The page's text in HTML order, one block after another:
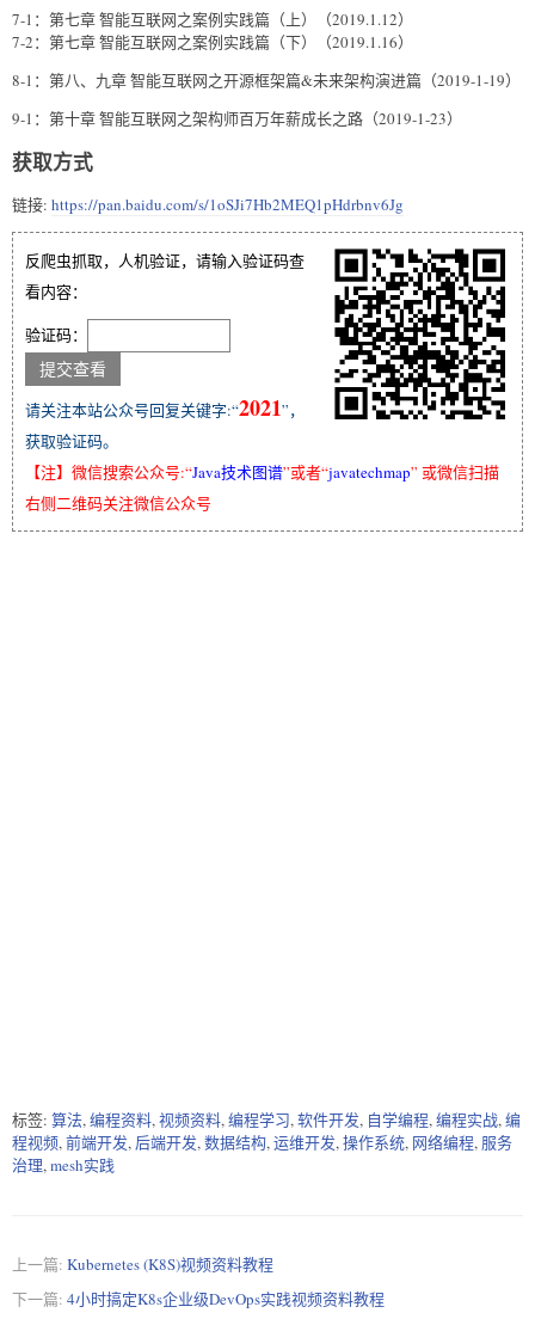
7-1：第七章 智能互联网之案例实践篇（上）（2019.1.12）
7-2：第七章 智能互联网之案例实践篇（下）（2019.1.16）
8-1：第八、九章 智能互联网之开源框架篇&未来架构演进篇（2019-1-19）
9-1：第十章 智能互联网之架构师百万年薪成长之路（2019-1-23）
获取方式
链接: https://pan.baidu.com/s/1oSJi7Hb2MEQ1pHdrbnv6Jg
反爬虫抓取，人机验证，请输入验证码查
看内容：
验证码：
请关注本站公众号回复关键字:“2021”，
获取验证码。
【注】微信搜索公众号:“Java技术图谱”或者“javatechmap” 或微信扫描
右侧二维码关注微信公众号
标签: 算法,编程资料,视频资料,编程学习,软件开发, 自学编程,编程实战,编
程视频,前端开发, 后端开发,数据结构,运维开发,操作系统, 网络编程, 服务
治理,mesh实践
上一篇: Kubernetes (K8S)视频资料教程
下一篇: 4小时搞定K8s企业级DevOps实践视频资料教程